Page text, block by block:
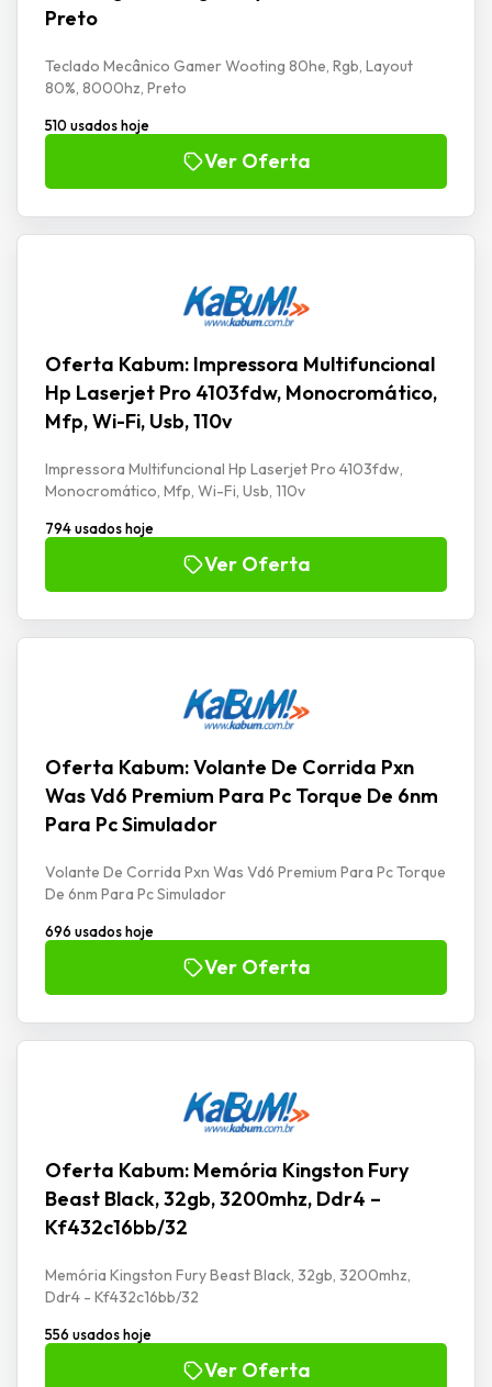
Preto
Teclado Mecânico Gamer Wooting 80he, Rgb, Layout
80%, 8000hz, Preto
510 usados hoje
Ver Oferta
Oferta Kabum: Impressora Multifuncional
Hp Laserjet Pro 4103fdw, Monocromático,
Mfp, Wi-Fi, Usb, 110v
Impressora Multifuncional Hp Laserjet Pro 4103fdw,
Monocromático, Mfp, Wi-Fi, Usb, 110v
794 usados hoje
Ver Oferta
Oferta Kabum: Volante De Corrida Pxn
Was Vd6 Premium Para Pc Torque De 6nm
Para Pc Simulador
Volante De Corrida Pxn Was Vd6 Premium Para Pc Torque
De 6nm Para Pc Simulador
696 usados hoje
Ver Oferta
Oferta Kabum: Memória Kingston Fury
Beast Black, 32gb, 3200mhz, Ddr4 –
Kf432c16bb/32
Memória Kingston Fury Beast Black, 32gb, 3200mhz,
Ddr4 - Kf432c16bb/32
556 usados hoje
Ver Oferta